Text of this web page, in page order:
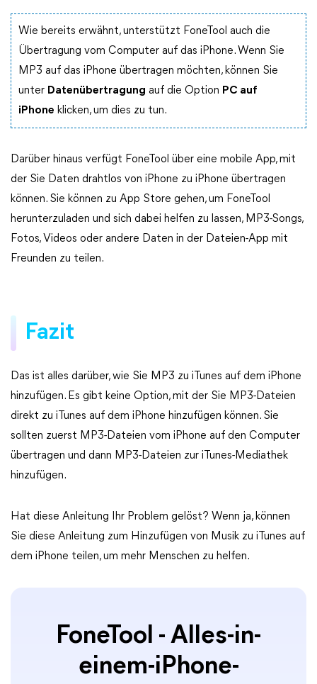
Wie bereits erwähnt, unterstützt FoneTool auch die
Übertragung vom Computer auf das iPhone. Wenn Sie
MP3 auf das iPhone übertragen möchten, können Sie
unter Datenübertragung auf die Option PC auf
iPhone klicken, um dies zu tun.
Darüber hinaus verfügt FoneTool über eine mobile App, mit
der Sie Daten drahtlos von iPhone zu iPhone übertragen
können. Sie können zu App Store gehen, um FoneTool
herunterzuladen und sich dabei helfen zu lassen, MP3-Songs,
Fotos, Videos oder andere Daten in der Dateien-App mit
Freunden zu teilen.
Fazit
Das ist alles darüber, wie Sie MP3 zu iTunes auf dem iPhone
hinzufügen. Es gibt keine Option, mit der Sie MP3-Dateien
direkt zu iTunes auf dem iPhone hinzufügen können. Sie
sollten zuerst MP3-Dateien vom iPhone auf den Computer
übertragen und dann MP3-Dateien zur iTunes-Mediathek
hinzufügen.
Hat diese Anleitung Ihr Problem gelöst? Wenn ja, können
Sie diese Anleitung zum Hinzufügen von Musik zu iTunes auf
dem iPhone teilen, um mehr Menschen zu helfen.
FoneTool - Alles-in-
einem-iPhone-